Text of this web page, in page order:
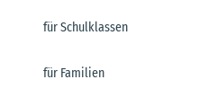
für Schulklassen
für Familien